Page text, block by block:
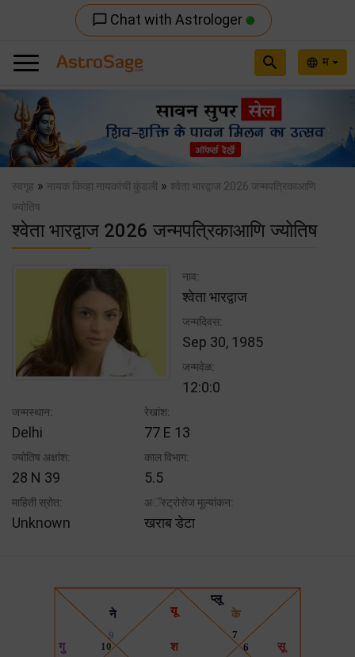
chat_bubble_outline Chat with Astrologer
language म
search
Previous
स्वगृह » नायक किव्हा नायकांची कुंडली » श्वेता भारद्वाज 2026 जन्मपत्रिकाआणि
ज्योतिष
श्वेता भारद्वाज 2026 जन्मपत्रिकाआणि ज्योतिष
नाव:
श्वेता भारद्वाज
जन्मदिवस:
Sep 30, 1985
जन्मवेळ:
12:0:0
जन्मस्थान:
Delhi
रेखांश:
77 E 13
ज्योतिष अक्षांश:
28 N 39
काल विभाग:
5.5
माहिती स्रोत:
Unknown
अॅस्ट्रोसेज मूल्यांकन:
खराब डेटा